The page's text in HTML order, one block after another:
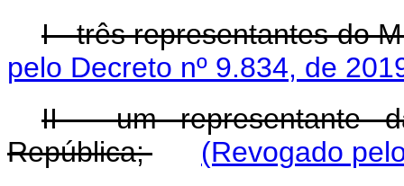
I - três representantes do
pelo Decreto nº 9.834, de
II - um representante
República;
(Revogado